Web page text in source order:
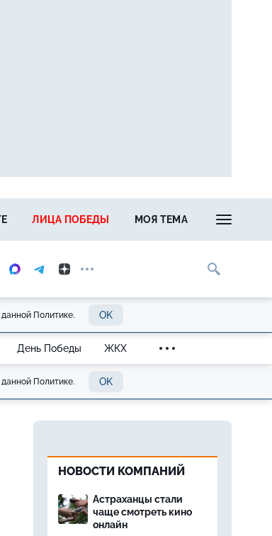
ЛИЦА ПОБЕДЫ МОЯ ТЕМА
Политике. OK
День Победы ЖКХ
Политике. OK
НОВОСТИ КОМПАНИЙ
Астраханцы стали
чаще смотреть кино
онлайн